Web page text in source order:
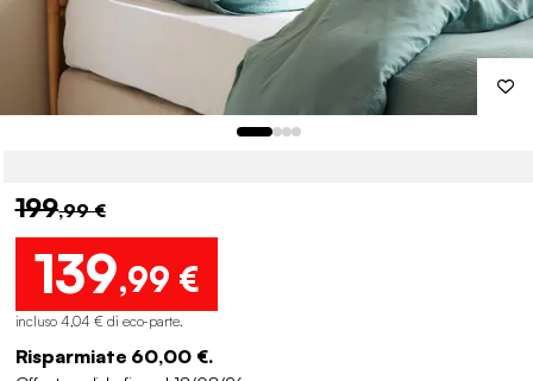
199,99 €
139,99 €
incluso 4,04 € di eco-parte.
Risparmiate 60,00 €.